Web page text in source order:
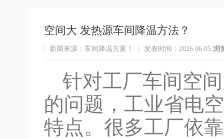
空间大 发热源车间降温方法？
新闻来源：车间降温方案！ 发表时间：2026.06.05 浏
针对工厂车间空
的问题，工业省电
特点。很多工厂依